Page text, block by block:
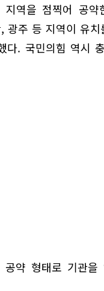
역을 점찍어 공
광주 등 지역이 유
다. 국민의힘 역시
약 형태로 기관을